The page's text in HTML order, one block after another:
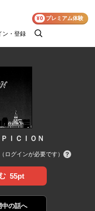
ン・登録
検
¥0 プレミアム体験
ＩＣＩＯＮ
ログインが必要です）
55pt
中の話へ